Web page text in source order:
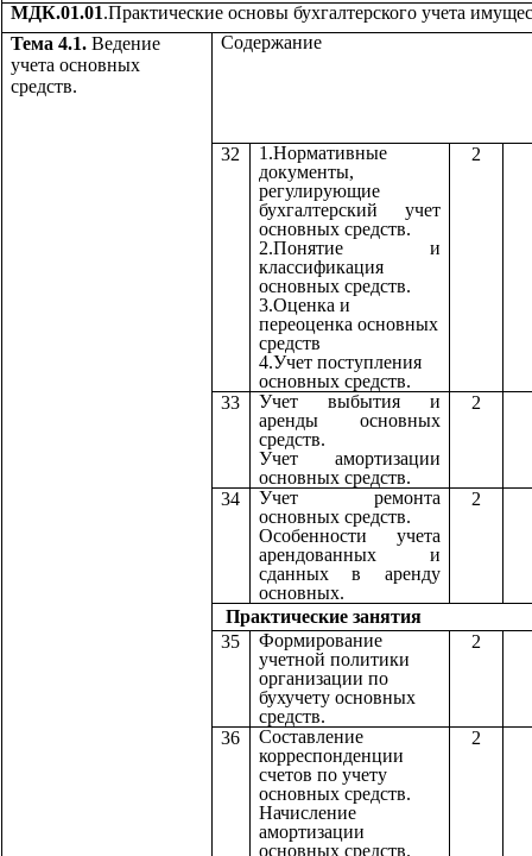
МДК.01.01.Практические основы бухгалтерского учета
Тема 4.1. Ведение
учета основных
средств.
32
1.Нормативные
документы,
регулирующие
бухгалтерский учет
основных средств.
2.Понятие и
классификация
основных средств.
3.Оценка и
переоценка основных
средств
4.Учет поступления
основных средств.
2
33
Учет выбытия и
аренды основных
средств.
Учет амортизации
основных средств.
2
34
Учет ремонта
основных средств.
Особенности учета
арендованных и
сданных в аренду
основных.
2
Практические
35
Формирование
учетной политики
организации по
бухучету основных
средств.
2
36
Составление
корреспонденции
счетов по учету
основных средств.
Начисление
амортизации
основных средств.
2